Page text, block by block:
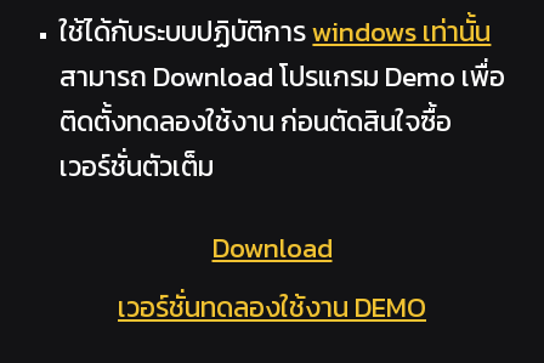
ใช้ได้กับระบบปฏิบัติการwindows เท่านั้น
สามารถ Download โปรแกรม Demo เพื่อ
ติดตั้งทดลองใช้งาน ก่อนตัดสินใจซื้อ
เวอร์ชั่นตัวเต็ม
Download
เวอร์ชั่นทดลองใช้งาน DEMO